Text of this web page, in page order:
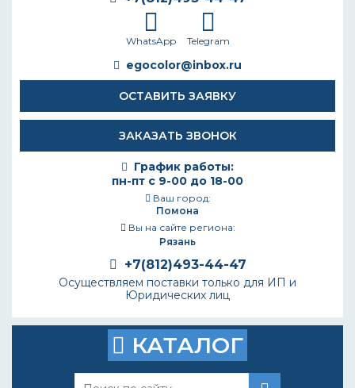
WhatsApp Telegram
egocolor@inbox.ru
ОСТАВИТЬ ЗАЯВКУ
ЗАКАЗАТЬ ЗВОНОК
График работы:
пн-пт с 9-00 до 18-00
Ваш город:
Помона
Вы на сайте региона:
Рязань
+7(812)493-44-47
Осуществляем поставки только для ИП и
Юридических лиц
КАТАЛОГ